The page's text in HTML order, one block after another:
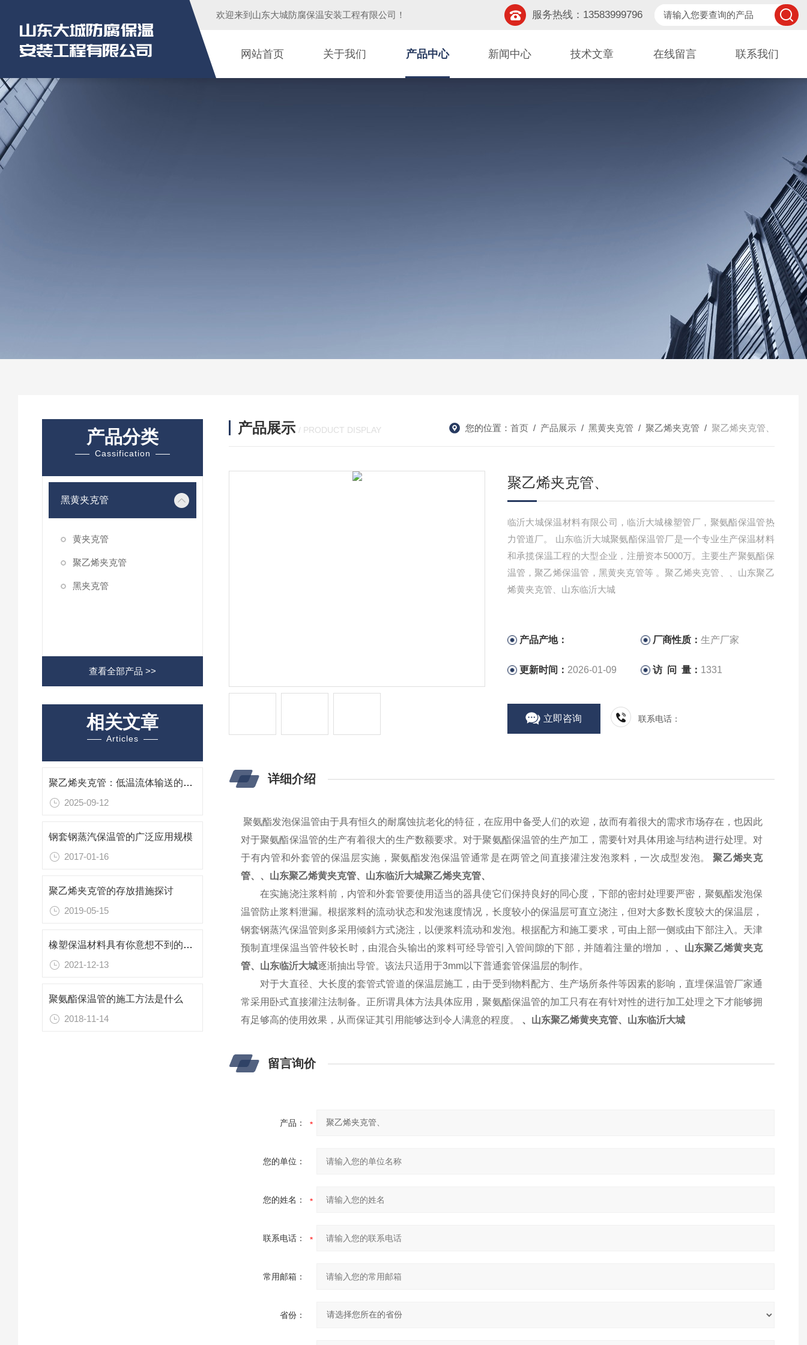
欢迎来到 山东大城防腐保温安装工程有限公司 ！ 服务热线：13583999796
网站首页 关于我们 产品中心 新闻中心 技术文章 在线留言 联系我们
产品分类
Cassification
黑黄夹克管
黄夹克管
聚乙烯夹克管
黑夹克管
查看全部产品 >>
相关文章
Articles
聚乙烯夹克管：低温流体输送的耐腐蚀保温利器​
2025-09-12
钢套钢蒸汽保温管的广泛应用规模
2017-01-16
聚乙烯夹克管的存放措施探讨
2019-05-15
橡塑保温材料具有你意想不到的八个性能
2021-12-13
聚氨酯保温管的施工方法是什么
2018-11-14
产品展示 / PRODUCT DISPLAY 您的位置： 首页 / 产品展示 / 黑黄夹克管 / 聚乙烯夹克管 / 聚乙烯夹克管、
聚乙烯夹克管、
临沂大城保温材料有限公司，临沂大城橡塑管厂，聚氨酯保温管热
力管道厂。 山东临沂大城聚氨酯保温管厂是一个专业生产保温材料
和承揽保温工程的大型企业，注册资本5000万。主要生产聚氨酯保
温管，聚乙烯保温管，黑黄夹克管等 。聚乙烯夹克管、、山东聚乙
烯黄夹克管、山东临沂大城
产品产地： 厂商性质：生产厂家
更新时间： 2026-01-09 访 问 量： 1331
立即咨询 联系电话：
详细介绍
聚氨酯发泡保温管由于具有恒久的耐腐蚀抗老化的特征，在应用中备受人们的欢迎，故而有着很大的需求市场存在，也因此
对于聚氨酯保温管的生产有着很大的生产数额要求。对于聚氨酯保温管的生产加工，需要针对具体用途与结构进行处理。对
于有内管和外套管的保温层实施，聚氨酯发泡保温管通常是在两管之间直接灌注发泡浆料，一次成型发泡。
聚乙烯夹克
管、、山东聚乙烯黄夹克管、山东临沂大城聚乙烯夹克管、
在实施浇注浆料前，内管和外套管要使用适当的器具使它们保持良好的同心度，下部的密封处理要严密，聚氨酯发泡保
温管防止浆料泄漏。根据浆料的流动状态和发泡速度情况，长度较小的保温层可直立浇注，但对大多数长度较大的保温层，
钢套钢蒸汽保温管则多采用倾斜方式浇注，以便浆料流动和发泡。根据配方和施工要求，可由上部一侧或由下部注入。天津
预制直埋保温当管件较长时，由混合头输出的浆料可经导管引入管间隙的下部，并随着注量的增加，
、山东聚乙烯黄夹克
管、山东临沂大城逐渐抽出导管。该法只适用于3mm以下普通套管保温层的制作。
对于大直径、大长度的套管式管道的保温层施工，由于受到物料配方、生产场所条件等因素的影响，直埋保温管厂家通
常采用卧式直接灌注法制备。正所谓具体方法具体应用，聚氨酯保温管的加工只有在有针对性的进行加工处理之下才能够拥
有足够高的使用效果，从而保证其引用能够达到令人满意的程度。
、山东聚乙烯黄夹克管、山东临沂大城
留言询价
产品：
您的单位：
您的姓名：
联系电话：
常用邮箱：
省份：